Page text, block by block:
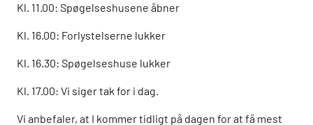
Kl. 11.00: Spøgelseshusene åbner
Kl. 16.00: Forlystelserne lukker
Kl. 16.30: Spøgelseshuse lukker
Kl. 17.00: Vi siger tak for i dag.
Vi anbefaler, at I kommer tidligt på dagen for at få mest